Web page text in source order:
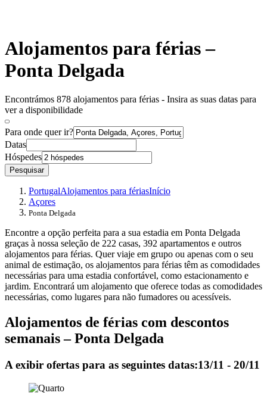
Alojamentos para férias –
Ponta Delgada
Encontrámos 878 alojamentos para férias - Insira as suas datas para
ver a disponibilidade
Para onde quer ir?
Datas
Hóspedes
Pesquisar
PortugalAlojamentos para fériasInício
Açores
Ponta Delgada
Encontre a opção perfeita para a sua estadia em Ponta Delgada
graças à nossa seleção de 222 casas, 392 apartamentos e outros
alojamentos para férias. Quer viaje em grupo ou apenas com o seu
animal de estimação, os alojamentos para férias têm as comodidades
necessárias para uma estadia confortável, como estacionamento e
jardim. Encontrará um alojamento que oferece todas as comodidades
necessárias, como lugares para não fumadores ou acessíveis.
Alojamentos de férias com descontos
semanais – Ponta Delgada
A exibir ofertas para as seguintes datas:13/11 - 20/11